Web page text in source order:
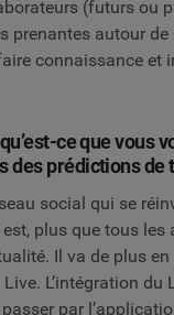
(futurs ou
prenantes autour de
connaissance et
ce que vous
des prédictions de
social qui se
est, plus que tous les
Il va de plus
L’intégration du
par